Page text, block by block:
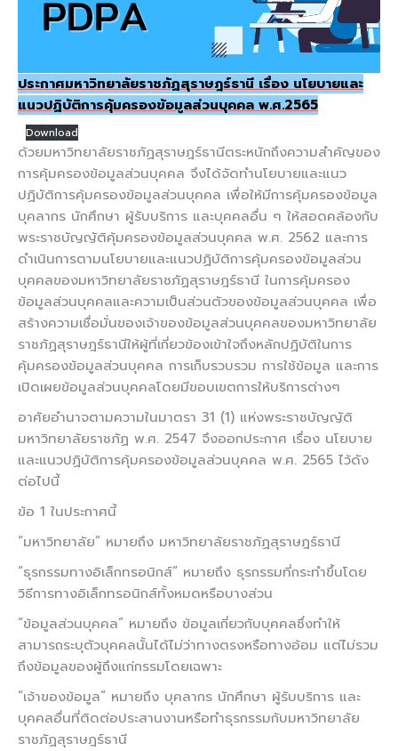
ประกาศมหาวิทยาลัยราชภัฏสุราษฎร์ธานี เรื่อง นโยบายและ
แนวปฏิบัติการคุ้มครองข้อมูลส่วนบุคคล พ.ศ.2565
Download
ด้วยมหาวิทยาลัยราชภัฏสุราษฎร์ธานีตระหนักถึงความสำคัญของ
การคุ้มครองข้อมูลส่วนบุคคล จึงได้จัดทำนโยบายและแนว
ปฏิบัติการคุ้มครองข้อมูลส่วนบุคคล เพื่อให้มีการคุ้มครองข้อมูล
บุคลากร นักศึกษา ผู้รับบริการ และบุคคลอื่น ๆ ให้สอดคล้องกับ
พระราชบัญญัติคุ้มครองข้อมูลส่วนบุคคล พ.ศ. 2562 และการ
ดำเนินการตามนโยบายและแนวปฏิบัติการคุ้มครองข้อมูลส่วน
บุคคลของมหาวิทยาลัยราชภัฏสุราษฎร์ธานี ในการคุ้มครอง
ข้อมูลส่วนบุคคลและความเป็นส่วนตัวของข้อมูลส่วนบุคคล เพื่อ
สร้างความเชื่อมั่นของเจ้าของข้อมูลส่วนบุคคลของมหาวิทยาลัย
ราชภัฏสุราษฎร์ธานีให้ผู้ที่เกี่ยวข้องเข้าใจถึงหลักปฏิบัติในการ
คุ้มครองข้อมูลส่วนบุคคล การเก็บรวบรวม การใช้ข้อมูล และการ
เปิดเผยข้อมูลส่วนบุคคลโดยมีขอบเขตการให้บริการต่างๆ
อาศัยอำนาจตามความในมาตรา 31 (1) แห่งพระราชบัญญัติ
มหาวิทยาลัยราชภัฏ พ.ศ. 2547 จึงออกประกาศ เรื่อง นโยบาย
และแนวปฏิบัติการคุ้มครองข้อมูลส่วนบุคคล พ.ศ. 2565 ไว้ดัง
ต่อไปนี้
ข้อ 1 ในประกาศนี้
“มหาวิทยาลัย” หมายถึง มหาวิทยาลัยราชภัฏสุราษฎร์ธานี
“ธุรกรรมทางอิเล็กทรอนิกส์” หมายถึง ธุรกรรมที่กระทำขึ้นโดย
วิธีการทางอิเล็กทรอนิกส์ทั้งหมดหรือบางส่วน
“ข้อมูลส่วนบุคคล” หมายถึง ข้อมูลเกี่ยวกับบุคคลซึ่งทำให้
สามารถระบุตัวบุคคลนั้นได้ไม่ว่าทางตรงหรือทางอ้อม แต่ไม่รวม
ถึงข้อมูลของผู้ถึงแก่กรรมโดยเฉพาะ
“เจ้าของข้อมูล” หมายถึง บุคลากร นักศึกษา ผู้รับบริการ และ
บุคคลอื่นที่ติดต่อประสานงานหรือทำธุรกรรมกับมหาวิทยาลัย
ราชภัฏสุราษฎร์ธานี